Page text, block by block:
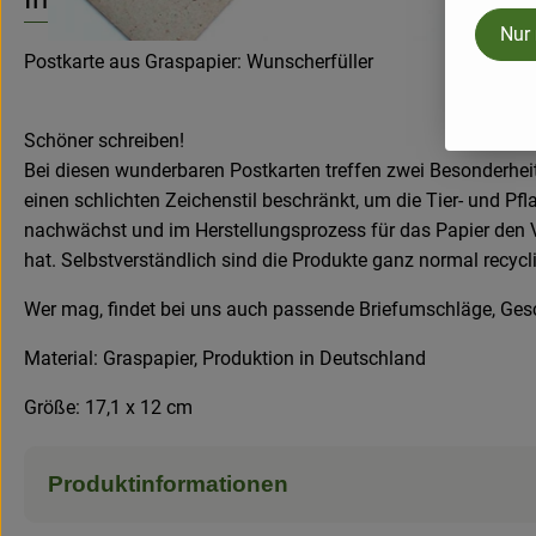
Postkarte aus Graspapier: Wunscherfüller
Schöner schreiben!
Bei diesen wunderbaren Postkarten treffen zwei
einen schlichten Zeichenstil beschränkt, um die Tier- und
nachwächst und im Herstellungsprozess für das Papier
hat. Selbstverständlich sind die Produkte ganz normal
Wer mag, findet bei uns auch passende Briefumschläge,
Material: Graspapier, Produktion in Deutschland
Größe: 17,1 x 12 cm
Produktinformationen
Nur